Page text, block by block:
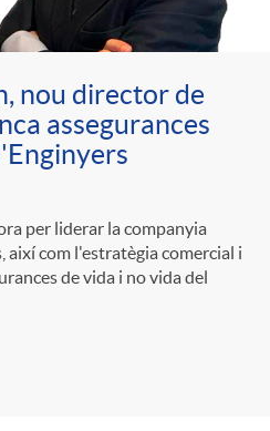
nou director de
assegurances
per liderar la companyia
així com l'estratègia comercial i
de vida i no vida del